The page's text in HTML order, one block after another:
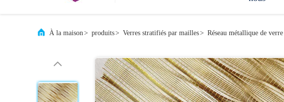
À la maison> produits> Verres stratifiés par mailles> Réseau métallique de